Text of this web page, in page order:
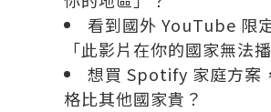
看到國外 YouTube 限
「此影片在你的國家無法
想買 Spotify 家庭方案
格比其他國家貴？